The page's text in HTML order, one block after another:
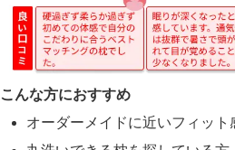
こんな方におすすめ
オーダーメイドに近いフィッ